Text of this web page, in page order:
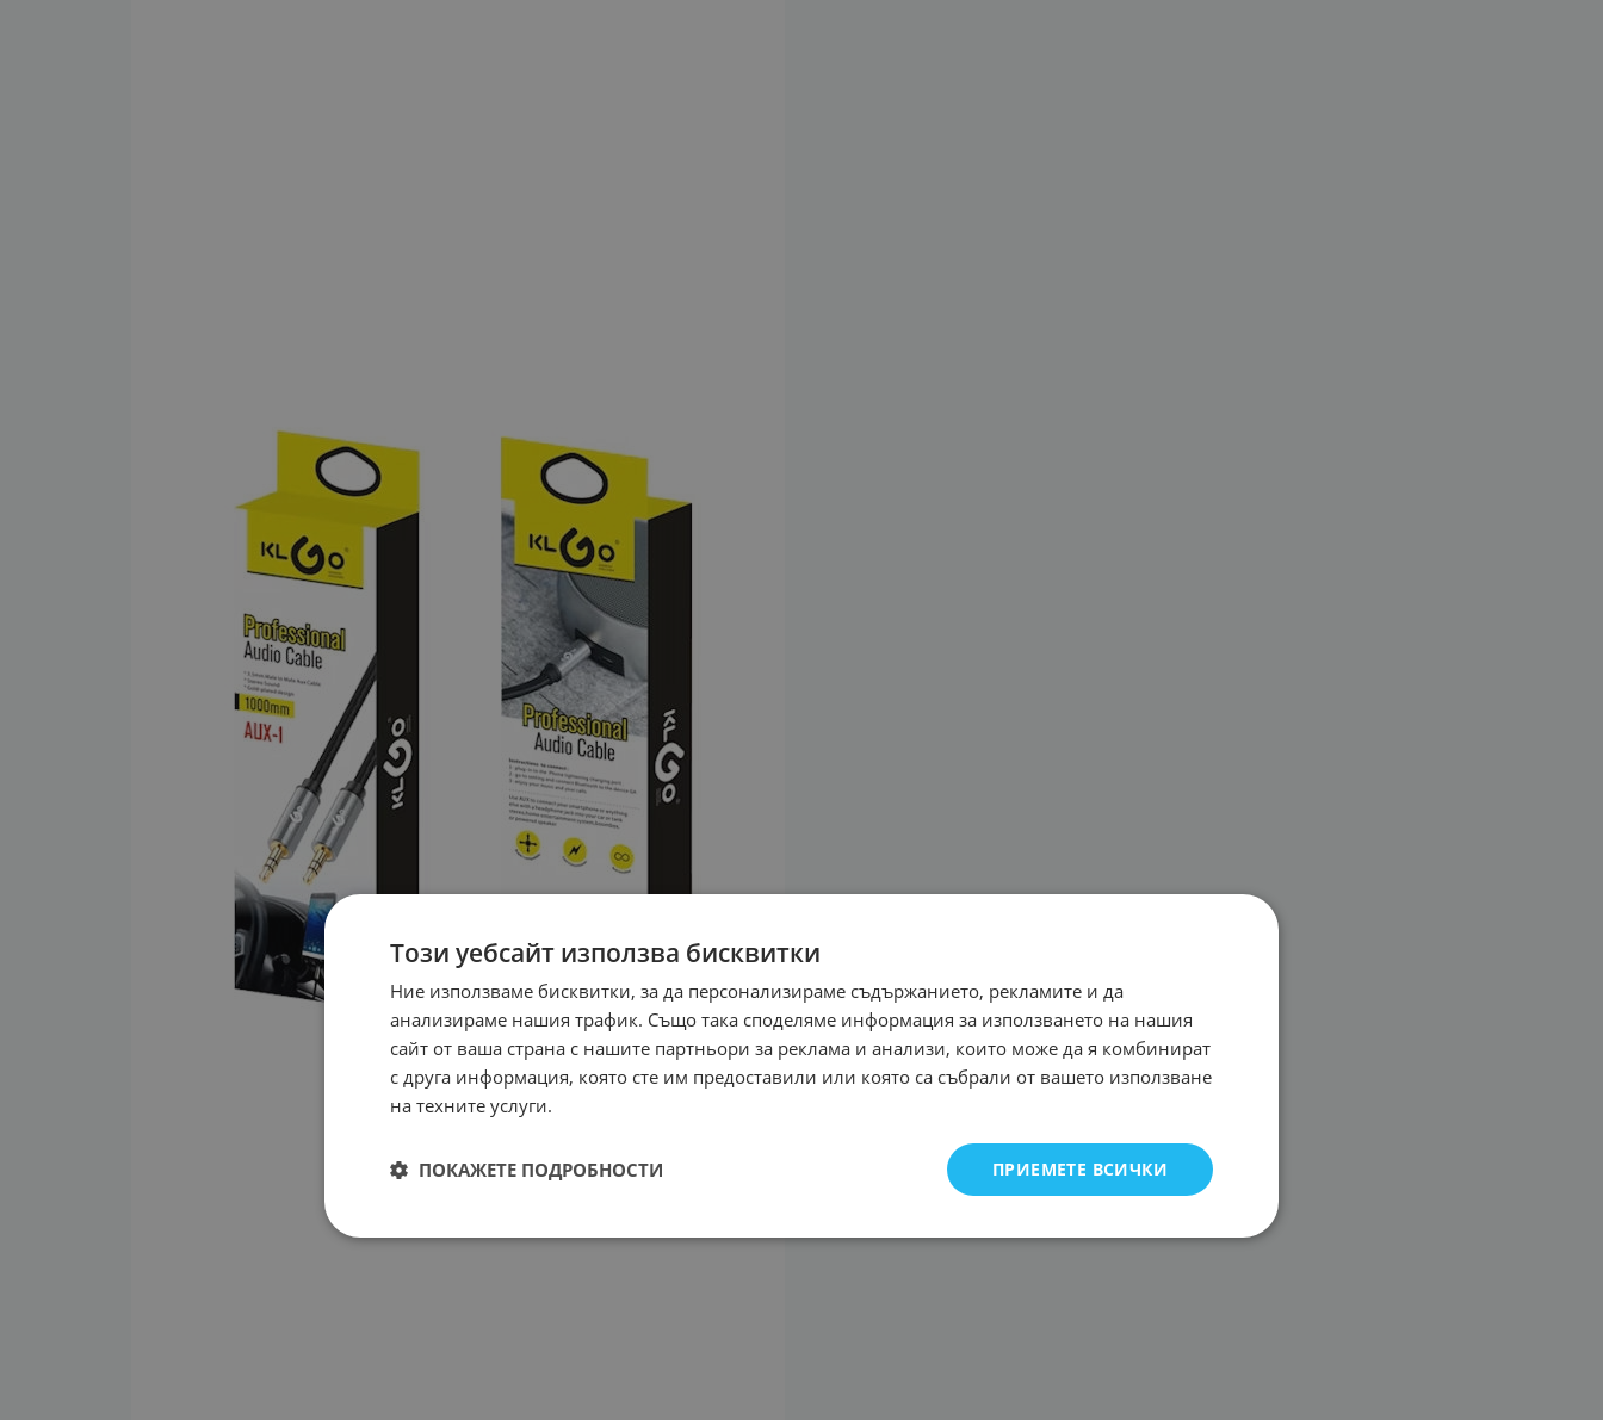
Този уебсайт използва бисквитки
Ние използваме бисквитки, за да персонализираме съдържанието, рекламите и да
анализираме нашия трафик. Също така споделяме информация за използването на нашия
сайт от ваша страна с нашите партньори за реклама и анализи, които може да я комбинират
с друга информация, която сте им предоставили или която са събрали от вашето използване
на техните услуги.
ПРИЕМЕТЕ ВСИЧКИ
ПОКАЖЕТЕ ПОДРОБНОСТИ